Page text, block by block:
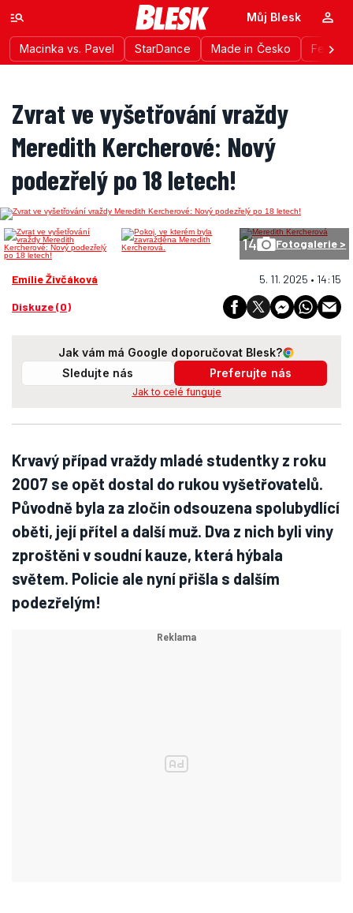
Macinka vs. Pavel StarDance Made in Česko
Můj Blesk
Zvrat ve vyšetřování vraždy
Meredith Kercherové: Nový
podezřelý po 18 letech!
14 Fotogalerie >
Emílie Živčáková 5. 11. 2025 • 14:15
Diskuze (0)
Jak vám má Google doporučovat Blesk?
Sledujte nás
Preferujte nás
Jak to celé funguje
Krvavý případ vraždy mladé studentky z roku
2007 se opět dostal do rukou vyšetřovatelů.
Původně byla za zločin odsouzena spolubydlící
oběti, její přítel a další muž. Dva z nich byli viny
zproštěni v soudní kauze, která hýbala
světem. Policie ale nyní přišla s dalším
podezřelým!